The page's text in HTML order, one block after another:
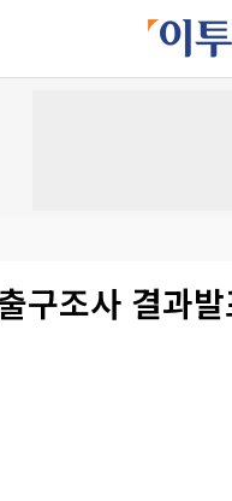
구조사 결과